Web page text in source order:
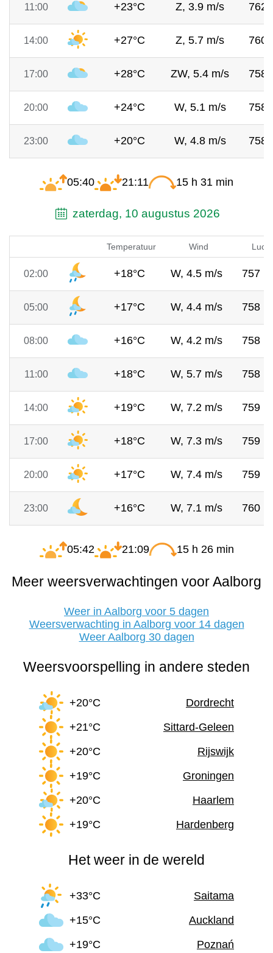
11:00 +23°C Z, 3.9 m/s 762
14:00 +27°C Z, 5.7 m/s 760
17:00 +28°C ZW, 5.4 m/s 758
20:00 +24°C W, 5.1 m/s 758
23:00 +20°C W, 4.8 m/s 758
05:40 21:11 15 h 31 min
zaterdag, 10 augustus 2026
Temperatuur Wind
02:00 +18°C W, 4.5 m/s 757
05:00 +17°C W, 4.4 m/s 758
08:00 +16°C W, 4.2 m/s 758
11:00 +18°C W, 5.7 m/s 758
14:00 +19°C W, 7.2 m/s 759
17:00 +18°C W, 7.3 m/s 759
20:00 +17°C W, 7.4 m/s 759
23:00 +16°C W, 7.1 m/s 760
05:42 21:09 15 h 26 min
Meer weersverwachtingen voor Aalborg
Weer in Aalborg voor 5 dagen
Weersverwachting in Aalborg voor 14 dagen
Weer Aalborg 30 dagen
Weersvoorspelling in andere steden
+20°C
Dordrecht
+21°C
Sittard-Geleen
+20°C
Rijswijk
+19°C
Groningen
+20°C
Haarlem
+19°C
Hardenberg
Het weer in de wereld
+33°C
Saitama
+15°C
Auckland
+19°C
Poznań